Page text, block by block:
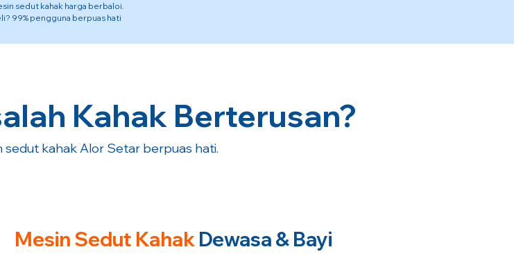
sedut kahak harga berbaloi.
99% pengguna berpuas hati
Kahak Berterusan?
sedut kahak Alor Setar berpuas hati.
Mesin Sedut Kahak Dewasa & Bayi